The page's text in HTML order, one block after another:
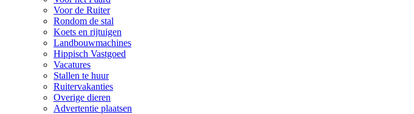
Voor de Ruiter
Rondom de stal
Koets en rijtuigen
Landbouwmachines
Hippisch Vastgoed
Vacatures
Stallen te huur
Ruitervakanties
Overige dieren
Advertentie plaatsen